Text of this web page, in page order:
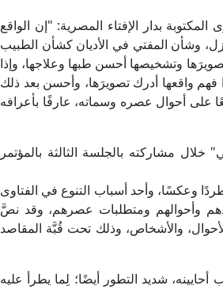
بدار الإفتاء المصرية: "إن الواقع
وشأن المفتي في الأديان كشأن الطبيب
وتشخيصها أحسن طبها وعلاجها، وإذا
واقعها أدرك تصويرَها، وأحسن بعد ذلك
على أحوال عصره وسماته، عارفًا بأعرافه
مشاركته بالجلسة الثالثة بالمؤتمر
وعكسًا، وأحد أسباب التنوع في الفتاوى
وأحوالهم ومتطلبات عصرهم، وقد نصَّ
والأشخاص، وذلك تحت قُبَّة المقاصد
شديد التطور أيضًا؛ لِما يطرأ عليه